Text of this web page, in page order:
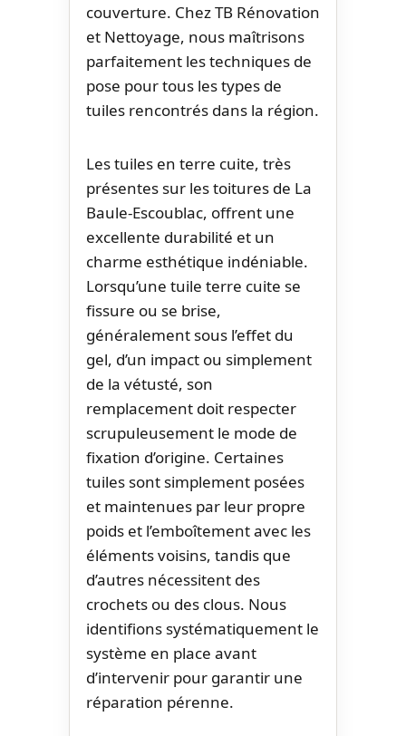
couverture. Chez TB Rénovation
et Nettoyage, nous maîtrisons
parfaitement les techniques de
pose pour tous les types de
tuiles rencontrés dans la région.
Les tuiles en terre cuite, très
présentes sur les toitures de La
Baule-Escoublac, offrent une
excellente durabilité et un
charme esthétique indéniable.
Lorsqu’une tuile terre cuite se
fissure ou se brise,
généralement sous l’effet du
gel, d’un impact ou simplement
de la vétusté, son
remplacement doit respecter
scrupuleusement le mode de
fixation d’origine. Certaines
tuiles sont simplement posées
et maintenues par leur propre
poids et l’emboîtement avec les
éléments voisins, tandis que
d’autres nécessitent des
crochets ou des clous. Nous
identifions systématiquement le
système en place avant
d’intervenir pour garantir une
réparation pérenne.